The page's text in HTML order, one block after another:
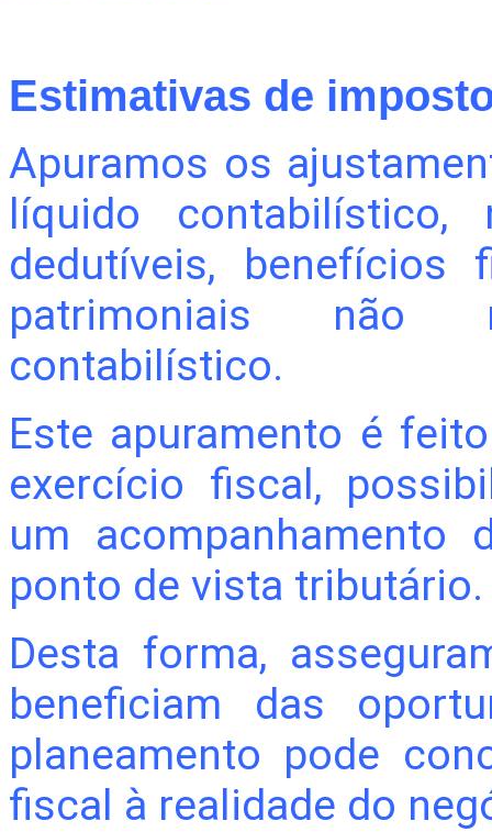
Estimativas de
Apuramos os
líquido contabilístico,
dedutíveis, benefícios
patrimoniais não
contabilístico.
Este apuramento é
exercício fiscal,
um acompanhamento
ponto de vista tributário.
Desta forma,
beneficiam das
planeamento pode
fiscal à realidade do